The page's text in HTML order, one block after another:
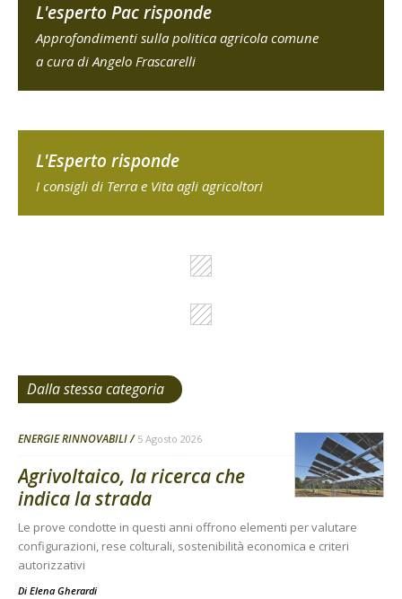
L'esperto Pac risponde
Approfondimenti sulla politica agricola comune
a cura di Angelo Frascarelli
L'Esperto risponde
I consigli di Terra e Vita agli agricoltori
Dalla stessa categoria
ENERGIE RINNOVABILI 5 Agosto 2026
Agrivoltaico, la ricerca che
indica la strada
Le prove condotte in questi anni offrono elementi per valutare
configurazioni, rese colturali, sostenibilità economica e criteri
autorizzativi
Di Elena Gherardi